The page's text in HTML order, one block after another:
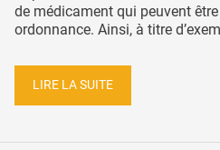
de médicament qui peuvent
ordonnance. Ainsi, à titre
LIRE LA SUITE